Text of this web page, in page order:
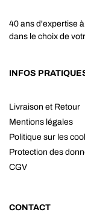
40 ans d'expertise
dans le choix de
INFOS
Livraison et Retour
Mentions légales
Politique sur les
Protection des
CGV
CONTACT